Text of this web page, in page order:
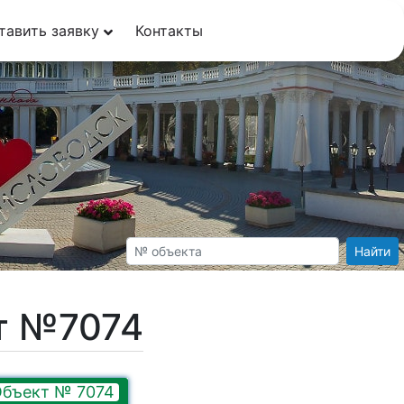
заявку Контакты
Найти
№7074
№ 7074